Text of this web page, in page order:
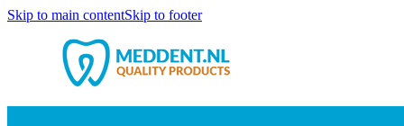
Skip to main contentSkip to footer